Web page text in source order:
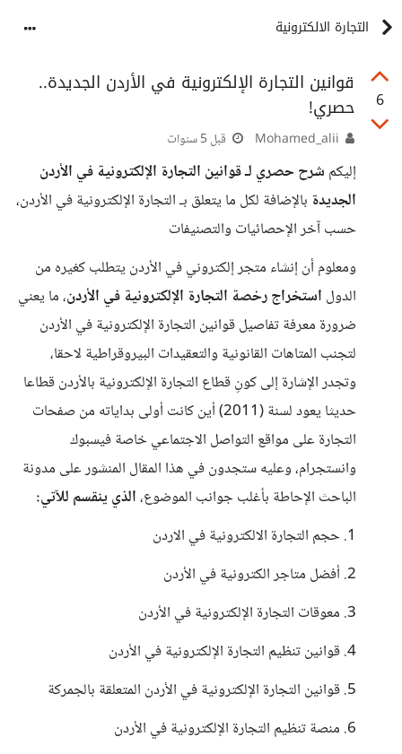
التجارة الالكترونية
6
قوانين التجارة الإلكترونية في الأردن الجديدة..
حصري!
قبل 5 سنوات
إليكم شرح حصري لـ قوانين التجارة الإلكترونية في الأردن
الجديدة بالإضافة لكل ما يتعلق بـ التجارة الإلكترونية في الأردن،
حسب آخر الإحصائيات والتصنيفات
ومعلوم أن إنشاء متجر إلكتروني في الأردن يتطلب كغيره من
الدول استخراج رخصة التجارة الإلكترونية في الأردن، ما يعني
ضرورة معرفة تفاصيل قوانين التجارة الإلكترونية في الأردن
لتجنب المتاهات القانونية والتعقيدات البيروقراطية لاحقا،
وتجدر الإشارة إلى كونِ قطاع التجارة الإلكترونية بالأردن قطاعا
حديثا يعود لسنة (2011) أين كانت أولى بداياته من صفحات
التجارة على مواقع التواصل الاجتماعي خاصة فيسبوك
وانستجرام، وعليه ستجدون في هذا المقال المنشور على مدونة
الباحث الإحاطة بأغلب جوانب الموضوع،الذي ينقسم للآتي:
1. حجم التجارة الالكترونية في الاردن
2. أفضل متاجر الكترونية في الأردن
3. معوقات التجارة الإلكترونية في الأردن
4. قوانين تنظيم التجارة الإلكترونية في الأردن
5. قوانين التجارة الإلكترونية في الأردن المتعلقة بالجمركة
6. منصة تنظيم التجارة الإلكترونية في الأردن